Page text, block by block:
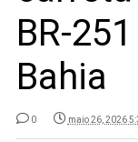
BR-
Bahia
0 maio 26, 2026